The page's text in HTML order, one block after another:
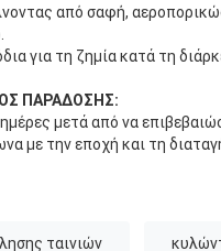
από σαφή,
για τη ζημία κατά τη
ΠΑΡΑΔΟΣΗΣ:
μετά από να
με την εποχή και τη
ταινιών